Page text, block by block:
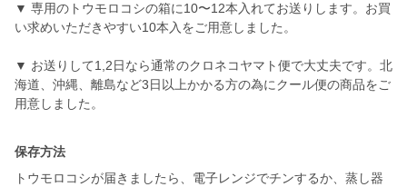
▼ 専用のトウモロコシの箱に10〜12本入れてお送りします。お買
い求めいただきやすい10本入をご用意しました。
▼ お送りして1,2日なら通常のクロネコヤマト便で大丈夫です。北
海道、沖縄、離島など3日以上かかる方の為にクール便の商品をご
用意しました。
保存方法
トウモロコシが届きましたら、電子レンジでチンするか、蒸し器